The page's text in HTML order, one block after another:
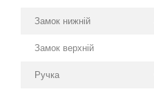
Замок нижній
Замок верхній
Ручка